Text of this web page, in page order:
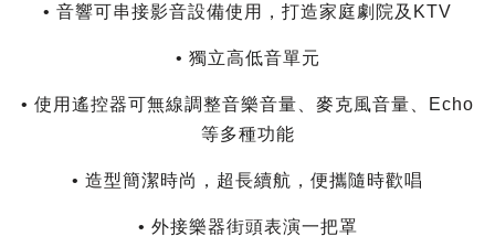
• 音響可串接影音設備使用，打造家庭劇院及KTV
• 獨立高低音單元
• 使用遙控器可無線調整音樂音量、麥克風音量、Echo
等多種功能
• 造型簡潔時尚，超長續航，便攜隨時歡唱
• 外接樂器街頭表演一把罩